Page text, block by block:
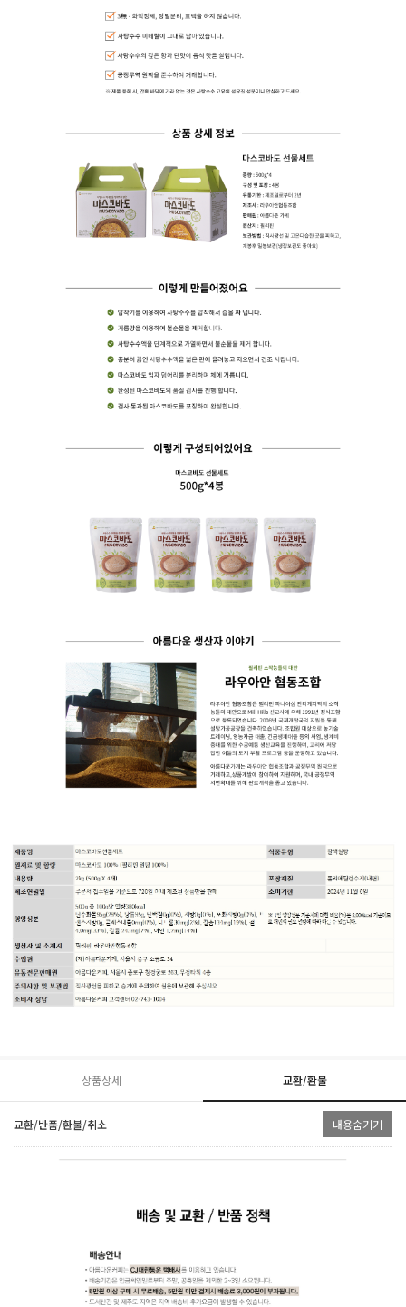
상품상세 교환/환불
교환/반품/환불/취소 내용숨기기